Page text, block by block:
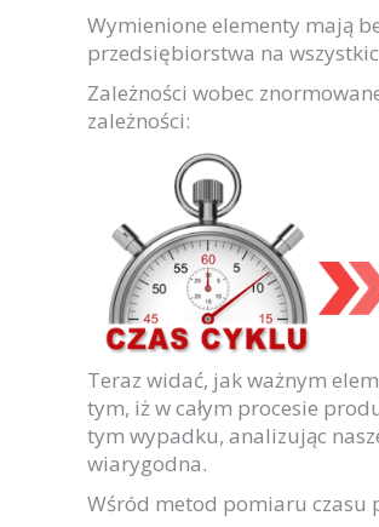
Wymienione elementy mają
przedsiębiorstwa na
Zależności wobec
zależności:
Teraz widać, jak ważnym
tym, iż w całym procesie
tym wypadku, analizując
wiarygodna.
Wśród metod pomiaru czasu